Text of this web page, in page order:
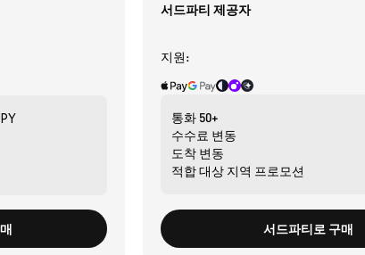
서드파티 제공자
지원:
통화 50+
수수료 변동
도착 변동
적합 대상 지역 프로모션
서드파티로 구매